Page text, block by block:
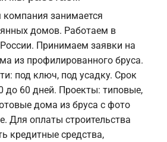
компания занимается
домов. Работаем в
Принимаем заявки на
из профилированного бруса.
под ключ, под усадку. Срок
до 60 дней. Проекты: типовые,
дома из бруса с фото
Для оплаты строительства
кредитные средства,